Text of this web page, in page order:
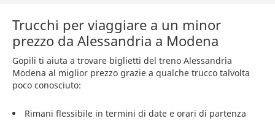
Trucchi per viaggiare a un minor
prezzo da Alessandria a Modena
Gopili ti aiuta a trovare biglietti del treno Alessandria
Modena al miglior prezzo grazie a qualche trucco talvolta
poco conosciuto:
Rimani flessibile in termini di date e orari di partenza